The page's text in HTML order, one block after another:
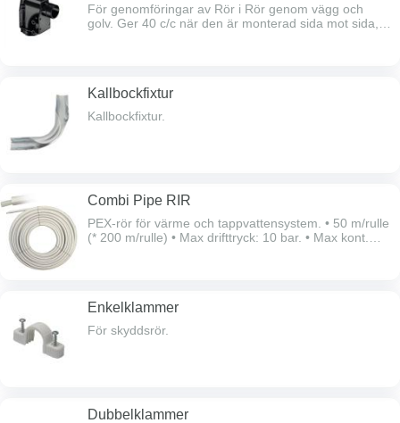
För genomföringar av Rör i Rör genom vägg och
golv. Ger 40 c/c när den är monterad sida mot sida,
Kallbockfixtur
Kallbockfixtur.
Combi Pipe RIR
PEX-rör för värme och tappvattensystem. • 50 m/rulle
(* 200 m/rulle) • Max drifttryck: 10 bar. • Max kont.
Enkelklammer
För skyddsrör.
Dubbelklammer